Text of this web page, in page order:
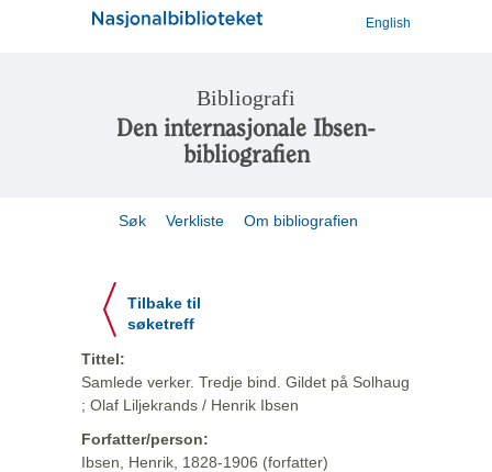
English
Bibliografi
Den internasjonale Ibsen-
bibliografien
Søk Verkliste Om bibliografien
Tilbake til
søketreff
Tittel:
Samlede verker. Tredje bind. Gildet på Solhaug
; Olaf Liljekrands / Henrik Ibsen
Forfatter/person:
Ibsen, Henrik, 1828-1906 (forfatter)